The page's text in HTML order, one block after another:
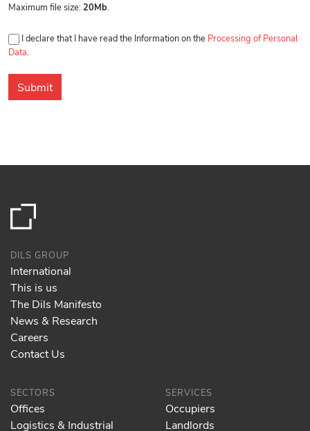
Maximum file size: 20Mb
I declare that I have read the Information on the Processing of Personal
Data
DILS GROUP
International
This is us
The Dils Manifesto
News & Research
Careers
Contact Us
SECTORS
Offices
Logistics & Industrial
SERVICES
Occupiers
Landlords